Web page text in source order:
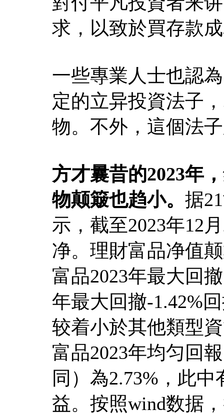
求，以致於買存款
一些專業人士也認
定的立异投資法子
物。不外，這個法
方才曩昔的2023年
物颠簸也趋小。 据
示，截至2023年12
净。理財富品净值
富品2023年最大回
年最大回撤-1.42%
较着小於其他類型
富品2023年均匀回
同）為2.73%，此
益。按照wind数据